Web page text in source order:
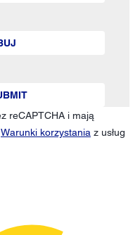
reCAPTCHA i mają
Warunki korzystania z usług